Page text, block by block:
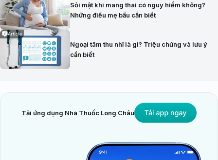
Sỏi mật khi mang thai có nguy hiểm không?
Những điều mẹ bầu cần biết
Article
Ngoại tâm thu nhĩ là gì? Triệu chứng và lưu ý
cần biết
Tải ứng dụng Nhà Thuốc Long Châu